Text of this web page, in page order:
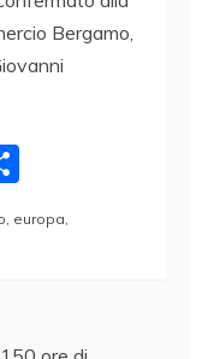
Bergamo,
n
europa